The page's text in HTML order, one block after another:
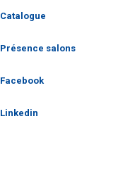
Catalogue
Présence salons
Facebook
Linkedin